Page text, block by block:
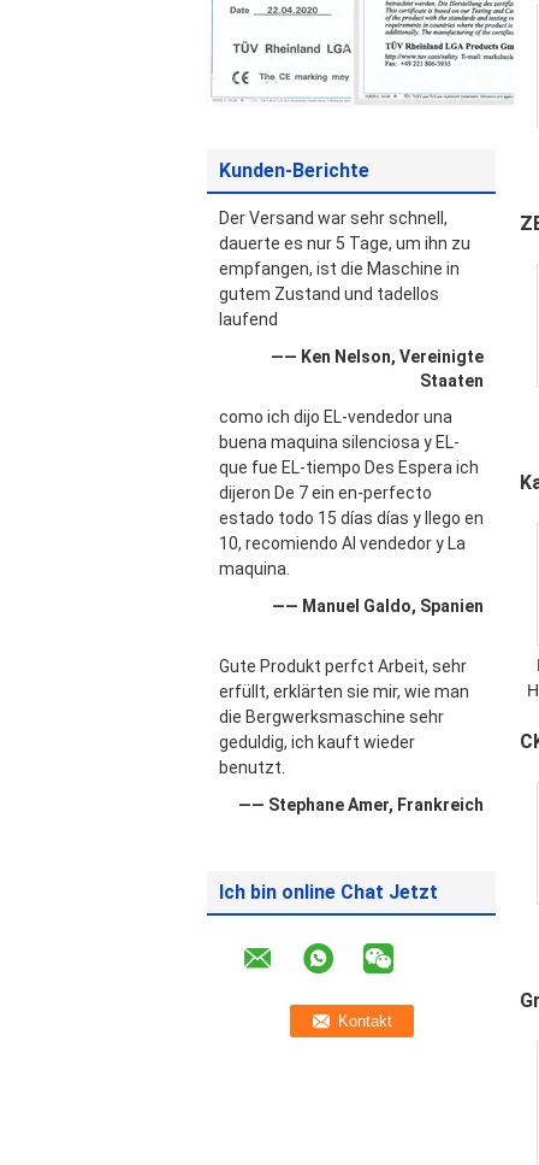
Kunden-Berichte
Der Versand war sehr schnell,
dauerte es nur 5 Tage, um ihn zu
empfangen, ist die Maschine in
gutem Zustand und tadellos
laufend
—— Ken Nelson, Vereinigte
Staaten
como ich dijo EL-vendedor una
buena maquina silenciosa y EL-
que fue EL-tiempo Des Espera ich
dijeron De 7 ein en-perfecto
estado todo 15 días días y llego en
10, recomiendo Al vendedor y La
maquina.
—— Manuel Galdo, Spanien
Gute Produkt perfct Arbeit, sehr
erfüllt, erklärten sie mir, wie man
die Bergwerksmaschine sehr
geduldig, ich kauft wieder
benutzt.
—— Stephane Amer, Frankreich
Ich bin online Chat Jetzt